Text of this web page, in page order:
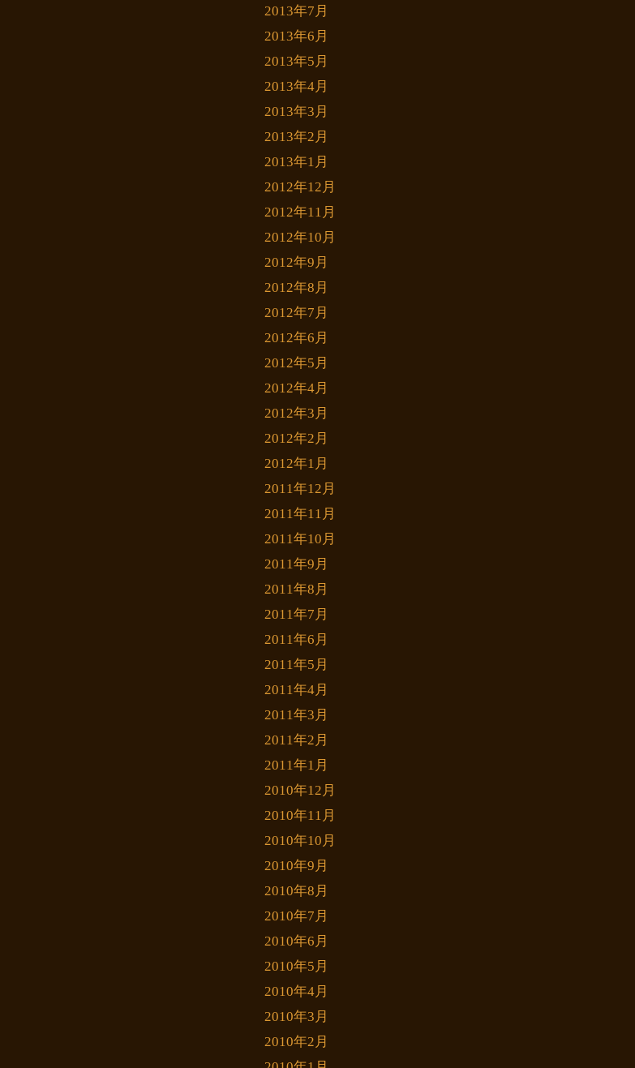
2013年7月
2013年6月
2013年5月
2013年4月
2013年3月
2013年2月
2013年1月
2012年12月
2012年11月
2012年10月
2012年9月
2012年8月
2012年7月
2012年6月
2012年5月
2012年4月
2012年3月
2012年2月
2012年1月
2011年12月
2011年11月
2011年10月
2011年9月
2011年8月
2011年7月
2011年6月
2011年5月
2011年4月
2011年3月
2011年2月
2011年1月
2010年12月
2010年11月
2010年10月
2010年9月
2010年8月
2010年7月
2010年6月
2010年5月
2010年4月
2010年3月
2010年2月